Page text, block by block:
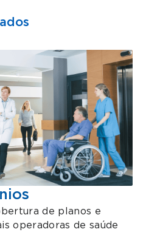
de planos e
operadoras de saúde